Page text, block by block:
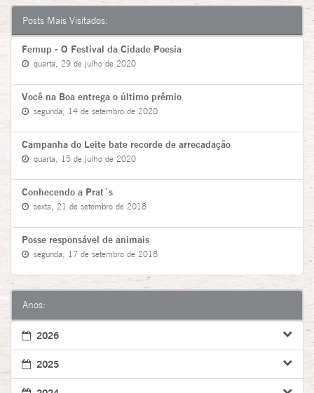
Posts Mais Visitados:
Femup - O Festival da Cidade Poesia
quarta, 29 de julho de 2020
Você na Boa entrega o último prêmio
segunda, 14 de setembro de 2020
Campanha do Leite bate recorde de arrecadação
quarta, 15 de julho de 2020
Conhecendo a Prat´s
sexta, 21 de setembro de 2018
Posse responsável de animais
segunda, 17 de setembro de 2018
Anos:
2026
2025